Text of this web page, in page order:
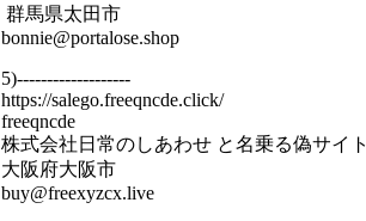
群馬県太田市
bonnie@portalose.shop
5)-------------------
https://salego.freeqncde.click/
freeqncde
株式会社日常のしあわせ と名乗る偽サイト
大阪府大阪市
buy@freexyzcx.live